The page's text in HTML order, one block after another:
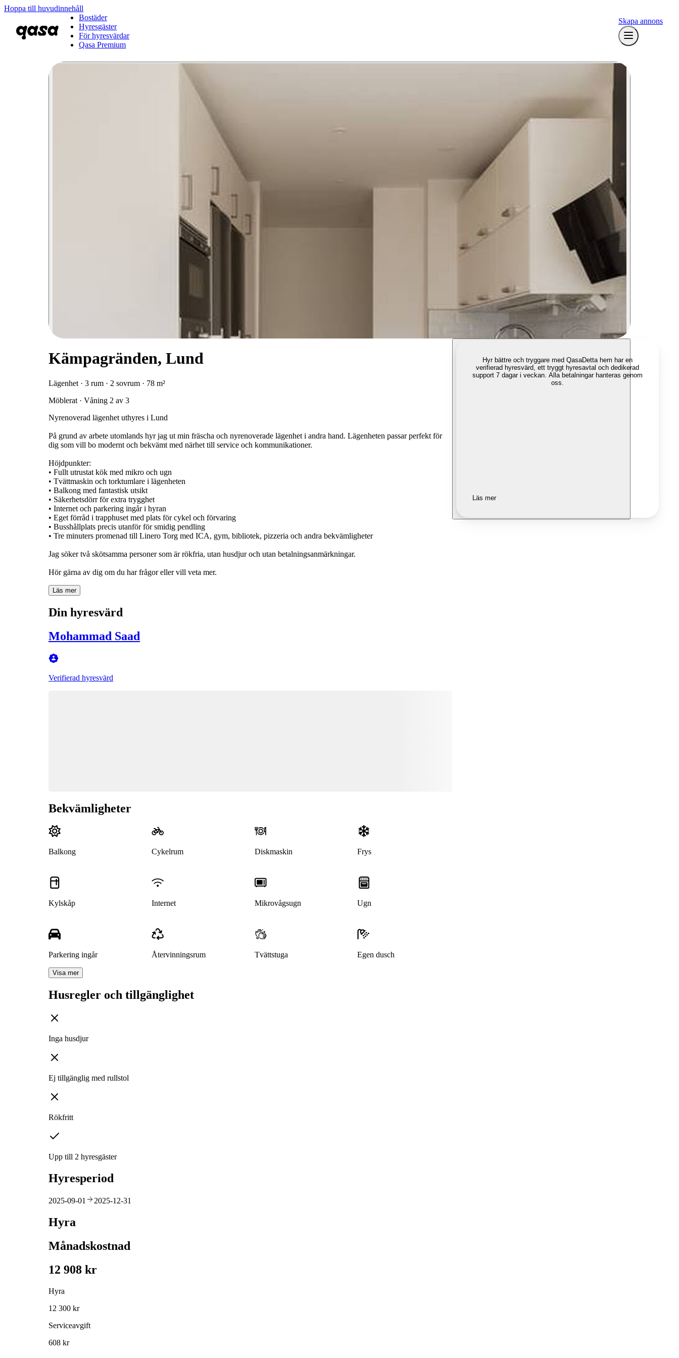
Hoppa till huvudinnehåll
Bostäder
Hyresgäster
För hyresvärdar
Qasa Premium
Skapa annons
Kämpagränden, Lund
Lägenhet · 3 rum · 2 sovrum · 78 m²
Möblerat · Våning 2 av 3
Nyrenoverad lägenhet uthyres i Lund
På grund av arbete utomlands hyr jag ut min fräscha och nyrenoverade lägenhet i andra hand. Lägenheten passar perfekt för
dig som vill bo modernt och bekvämt med närhet till service och kommunikationer.
Höjdpunkter:
• Fullt utrustat kök med mikro och ugn
• Tvättmaskin och torktumlare i lägenheten
• Balkong med fantastisk utsikt
• Säkerhetsdörr för extra trygghet
• Internet och parkering ingår i hyran
• Eget förråd i trapphuset med plats för cykel och förvaring
• Busshållplats precis utanför för smidig pendling
• Tre minuters promenad till Linero Torg med ICA, gym, bibliotek, pizzeria och andra bekvämligheter
Jag söker två skötsamma personer som är rökfria, utan husdjur och utan betalningsanmärkningar.
Hör gärna av dig om du har frågor eller vill veta mer.
Läs mer
Din hyresvärd
Mohammad Saad
Verifierad hyresvärd
Bekvämligheter
Balkong Cykelrum Diskmaskin Frys
Kylskåp Internet Mikrovågsugn Ugn
Parkering ingår Återvinningsrum Tvättstuga Egen dusch
Visa mer
Husregler och tillgänglighet
Inga husdjur
Ej tillgänglig med rullstol
Rökfritt
Upp till 2 hyresgäster
Hyresperiod
2025-09-01 2025-12-31
Hyra
Månadskostnad
12 908 kr
Hyra
12 300 kr
Serviceavgift
608 kr
Hyr bättre och tryggare med QasaDetta hem har en
verifierad hyresvärd, ett tryggt hyresavtal och dedikerad
support 7 dagar i veckan. Alla betalningar hanteras genom
oss.
Läs mer